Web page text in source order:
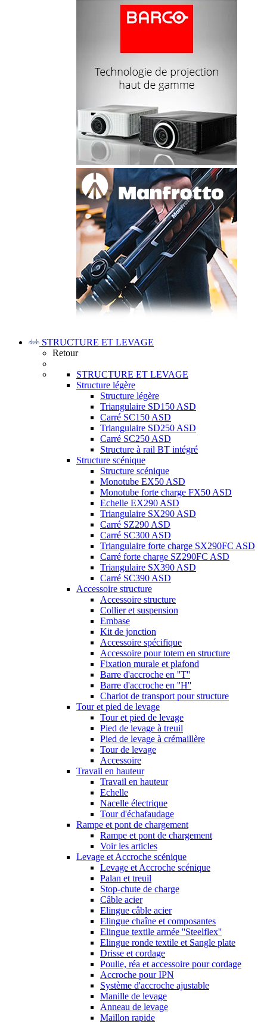
STRUCTURE ET LEVAGE
Retour
STRUCTURE ET LEVAGE
Structure légère
Structure légère
Triangulaire SD150 ASD
Carré SC150 ASD
Triangulaire SD250 ASD
Carré SC250 ASD
Structure à rail BT intégré
Structure scénique
Structure scénique
Monotube EX50 ASD
Monotube forte charge FX50 ASD
Echelle EX290 ASD
Triangulaire SX290 ASD
Carré SZ290 ASD
Carré SC300 ASD
Triangulaire forte charge SX290FC ASD
Carré forte charge SZ290FC ASD
Triangulaire SX390 ASD
Carré SC390 ASD
Accessoire structure
Accessoire structure
Collier et suspension
Embase
Kit de jonction
Accessoire spécifique
Accessoire pour totem en structure
Fixation murale et plafond
Barre d'accroche en ''T''
Barre d'accroche en ''H''
Chariot de transport pour structure
Tour et pied de levage
Tour et pied de levage
Pied de levage à treuil
Pied de levage à crémaillère
Tour de levage
Accessoire
Travail en hauteur
Travail en hauteur
Echelle
Nacelle électrique
Tour d'échafaudage
Rampe et pont de chargement
Rampe et pont de chargement
Voir les articles
Levage et Accroche scénique
Levage et Accroche scénique
Palan et treuil
Stop-chute de charge
Câble acier
Elingue câble acier
Elingue chaîne et composantes
Elingue textile armée ''Steelflex''
Elingue ronde textile et Sangle plate
Drisse et cordage
Poulie, réa et accessoire pour cordage
Accroche pour IPN
Système d'accroche ajustable
Manille de levage
Anneau de levage
Maillon rapide